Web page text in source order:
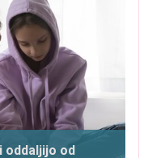
oddaljijo od